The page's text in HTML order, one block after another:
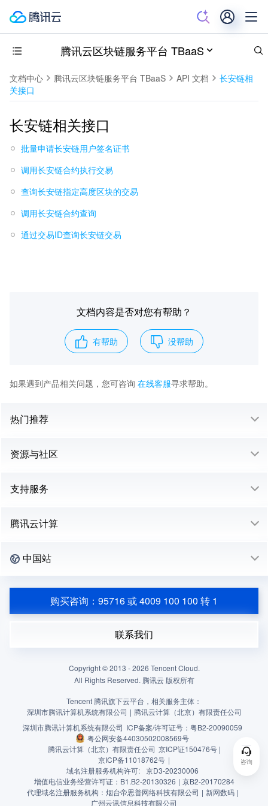
腾讯云区块链服务平台 TBaaS
文档中心 腾讯云区块链服务平台 TBaaS API 文档
长安链相
关接口
长安链相关接口
批量申请长安链用户签名证书
调用长安链合约执行交易
查询长安链指定高度区块的交易
调用长安链合约查询
通过交易ID查询长安链交易
文档内容是否对您有帮助？
有帮助 没帮助
如果遇到产品相关问题，您可咨询 在线客服寻求帮助。
咨询
热门推荐
资源与社区
支持服务
腾讯云计算
中国站
购买咨询：95716 或 4009 100 100 转 1
联系我们
Copyright © 2013 -2026 Tencent Cloud.
All Rights Reserved. 腾讯云 版权所有
Tencent 腾讯旗下云平台，相关服务主体：
深圳市腾讯计算机系统有限公司 | 腾讯云计算（北京）有限责任公司
深圳市腾讯计算机系统有限公司 ICP备案/许可证号： 粤B2-20090059
粤公网安备44030502008569号
腾讯云计算（北京）有限责任公司 京ICP证150476号 |
京ICP备11018762号 |
域名注册服务机构许可: 京D3-20230006
增值电信业务经营许可证：B1.B2-20130326 | 京B2-20170284
代理域名注册服务机构：烟台帝思普网络科技有限公司 | 新网数码 |
广州云讯信息科技有限公司